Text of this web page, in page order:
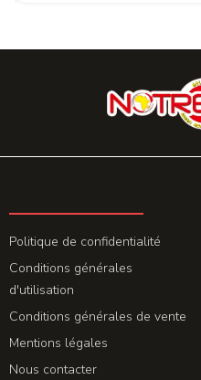
Politique de confidentialité
Conditions générales
d'utilisation
Conditions générales de vente
Mentions légales
Nous contacter